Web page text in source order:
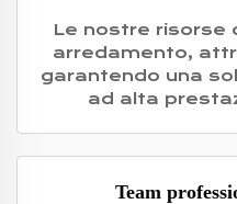
Le nostre risorse
arredamento,
garantendo una
ad alta
Team